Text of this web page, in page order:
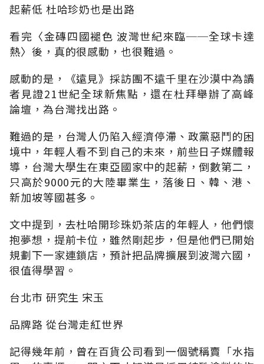
起薪低 杜哈珍奶也是出路
看完〈金磚四國褪色 波灣世紀來臨──全球卡達
熱〉後，真的很感動，也很難過。
感動的是，《遠見》採訪團不遠千里在沙漠中為讀
者見證21世紀全球新焦點，還在杜拜舉辦了高峰
論壇，為台灣找出路。
難過的是，台灣人仍陷入經濟停滯、政黨惡鬥的困
境中，年輕人看不到自己的未來，前些日子媒體報
導，台灣大學生在東亞國家中的起薪，倒數第二，
只高於9000元的大陸畢業生，落後日、韓、港、
新加坡等國甚多。
文中提到，去杜哈開珍珠奶茶店的年輕人，他們懷
抱夢想，提前卡位，雖然剛起步，但是他們已開始
規劃下一家連鎖店，預計把品牌擴展到波灣六國，
很值得學習。
台北市 研究生 宋玉
品牌路 從台灣走紅世界
記得幾年前，曾在百貨公司看到一個號稱賣「水指